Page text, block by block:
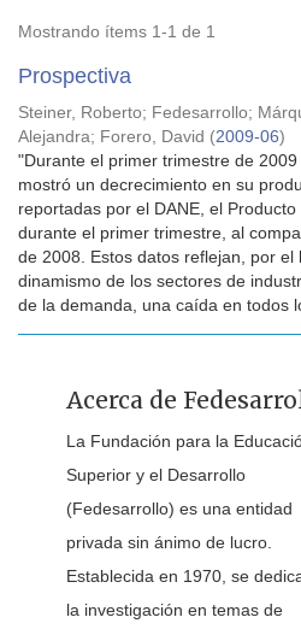
Mostrando ítems 1-1 de 1
Prospectiva
Steiner, Roberto; Fedesarrollo;
Alejandra; Forero, David (2009-06)
"Durante el primer trimestre de
mostró un decrecimiento en su
reportadas por el DANE, el
durante el primer trimestre, al
de 2008. Estos datos reflejan, por
dinamismo de los sectores de
de la demanda, una caída en todos
Acerca de
La Fundación para la
Superior y el Desarrollo
(Fedesarrollo) es una entidad
privada sin ánimo de lucro.
Establecida en 1970, se
la investigación en temas de